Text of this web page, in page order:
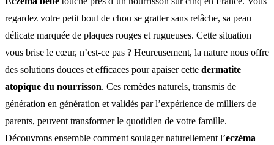
regardez votre petit bout de chou se gratter sans relâche, sa peau
délicate marquée de plaques rouges et rugueuses. Cette situation
vous brise le cœur, n’est-ce pas ? Heureusement, la nature nous offre
des solutions douces et efficaces pour apaiser cette dermatite
atopique du nourrisson. Ces remèdes naturels, transmis de
génération en génération et validés par l’expérience de milliers de
parents, peuvent transformer le quotidien de votre famille.
Découvrons ensemble comment soulager naturellement l’eczéma